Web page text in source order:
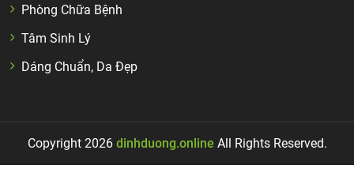
Phòng Chữa Bệnh
Tâm Sinh Lý
Dáng Chuẩn, Da Đẹp
Copyright 2026 dinhduong.online All Rights Reserved.